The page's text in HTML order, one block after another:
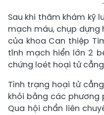
Sau khi thăm khám kỹ
mạch máu, chụp dựng
của khoa Can thiệp
tĩnh mạch hiển lớn 2
chứng loét hoại tử
Tình trạng hoại tử
khỏi bằng các
Qua hội chẩn liên